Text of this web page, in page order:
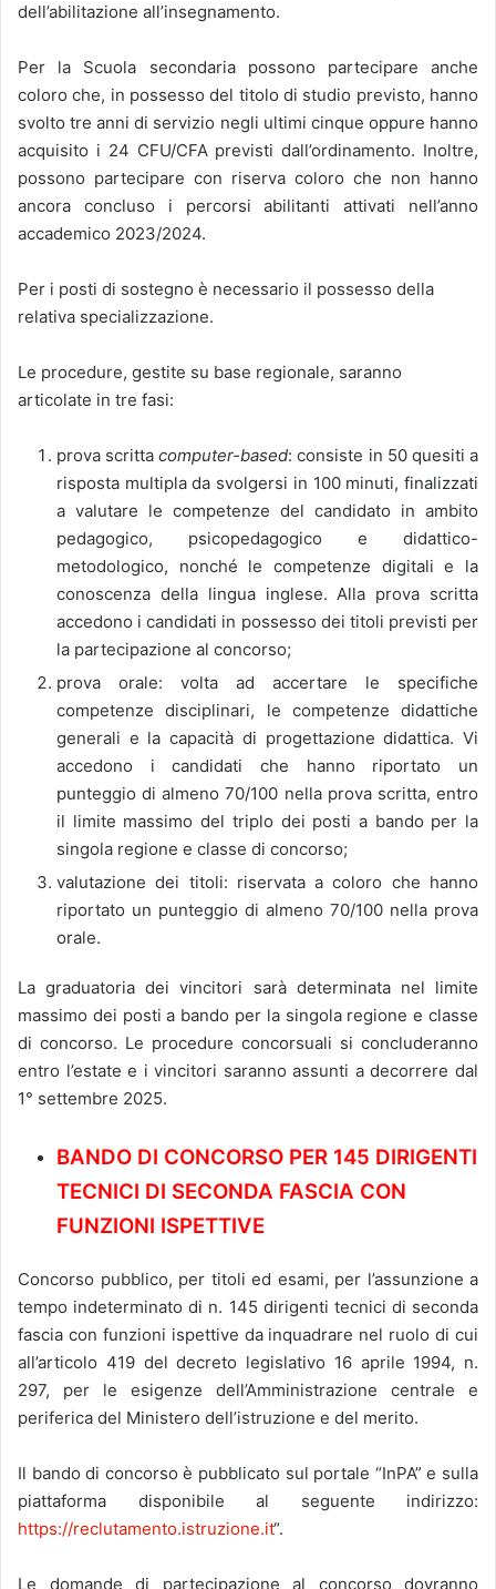
dell’abilitazione all’insegnamento.
Per la Scuola secondaria possono partecipare anche
coloro che, in possesso del titolo di studio previsto, hanno
svolto tre anni di servizio negli ultimi cinque oppure hanno
acquisito i 24 CFU/CFA previsti dall’ordinamento. Inoltre,
possono partecipare con riserva coloro che non hanno
ancora concluso i percorsi abilitanti attivati nell’anno
accademico 2023/2024.
Per i posti di sostegno è necessario il possesso della
relativa specializzazione.
Le procedure, gestite su base regionale, saranno
articolate in tre fasi:
prova scrittacomputer-based: consiste in 50 quesiti a
risposta multipla da svolgersi in 100 minuti, finalizzati
a valutare le competenze del candidato in ambito
pedagogico, psicopedagogico e didattico-
metodologico, nonché le competenze digitali e la
conoscenza della lingua inglese. Alla prova scritta
accedono i candidati in possesso dei titoli previsti per
la partecipazione al concorso;
prova orale: volta ad accertare le specifiche
competenze disciplinari, le competenze didattiche
generali e la capacità di progettazione didattica. Vi
accedono i candidati che hanno riportato un
punteggio di almeno 70/100 nella prova scritta, entro
il limite massimo del triplo dei posti a bando per la
singola regione e classe di concorso;
valutazione dei titoli: riservata a coloro che hanno
riportato un punteggio di almeno 70/100 nella prova
orale.
La graduatoria dei vincitori sarà determinata nel limite
massimo dei posti a bando per la singola regione e classe
di concorso. Le procedure concorsuali si concluderanno
entro l’estate e i vincitori saranno assunti a decorrere dal
1° settembre 2025.
BANDO DI CONCORSO PER 145 DIRIGENTI
TECNICI DI SECONDA FASCIA CON
FUNZIONI ISPETTIVE
Concorso pubblico, per titoli ed esami, per l’assunzione a
tempo indeterminato di n. 145 dirigenti tecnici di seconda
fascia con funzioni ispettive da inquadrare nel ruolo di cui
all’articolo 419 del decreto legislativo 16 aprile 1994, n.
297, per le esigenze dell’Amministrazione centrale e
periferica del Ministero dell’istruzione e del merito.
Il bando di concorso è pubblicato sul portale “InPA” e sulla
piattaforma disponibile al seguente indirizzo:
https://reclutamento.istruzione.it“.
Le domande di partecipazione al concorso dovranno